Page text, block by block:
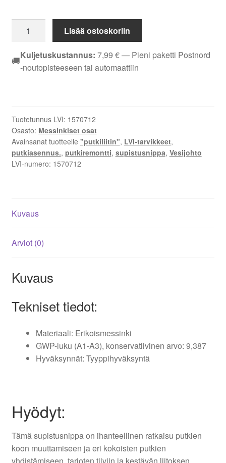
SUPISTUSNIPPA
DN
25X15
Lisää ostoskoriin
🚚Kuljetuskustannus: 7,99 €— Pieni paketti Postnord
-noutopisteeseen tai automaattiin
Tuotetunnus LVI: 1570712
Osasto: Messinkiset osat
Avainsanat tuotteelle "putkiliitin", LVI-tarvikkeet,
putkiasennus., putkiremontti, supistusnippa, Vesijohto
LVI-numero: 1570712
Kuvaus
Arviot (0)
Kuvaus
Tekniset tiedot:
Materiaali: Erikoismessinki
GWP-luku (A1-A3), konservatiivinen arvo: 9,387
Hyväksynnät: Tyyppihyväksyntä
Hyödyt:
Tämä supistusnippa on ihanteellinen ratkaisu putkien
koon muuttamiseen ja eri kokoisten putkien